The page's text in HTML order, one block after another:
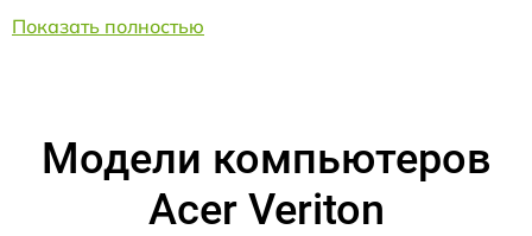
Показать полностью
Модели компьютеров
Acer Veriton